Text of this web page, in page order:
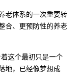
老体系的一次重要转
合、更预防性的养老
这个最初只是一个
地，已经像梦想成